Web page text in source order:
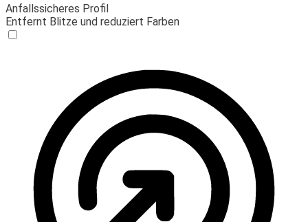
Anfallssicheres Profil
Entfernt Blitze und reduziert Farben